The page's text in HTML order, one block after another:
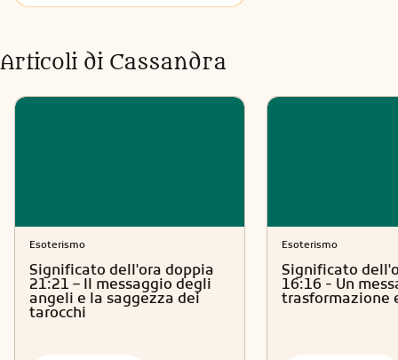
Articoli di Cassandra
Esoterismo
Significato dell'ora doppia
21:21 – Il messaggio degli
angeli e la saggezza dei
tarocchi
Esoterismo
Significato
16:16 - Un
trasformazione